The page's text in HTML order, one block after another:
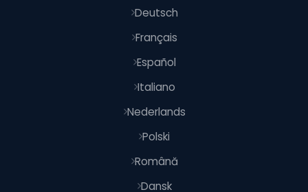
Deutsch
Français
Español
Italiano
Nederlands
Polski
Română
Dansk